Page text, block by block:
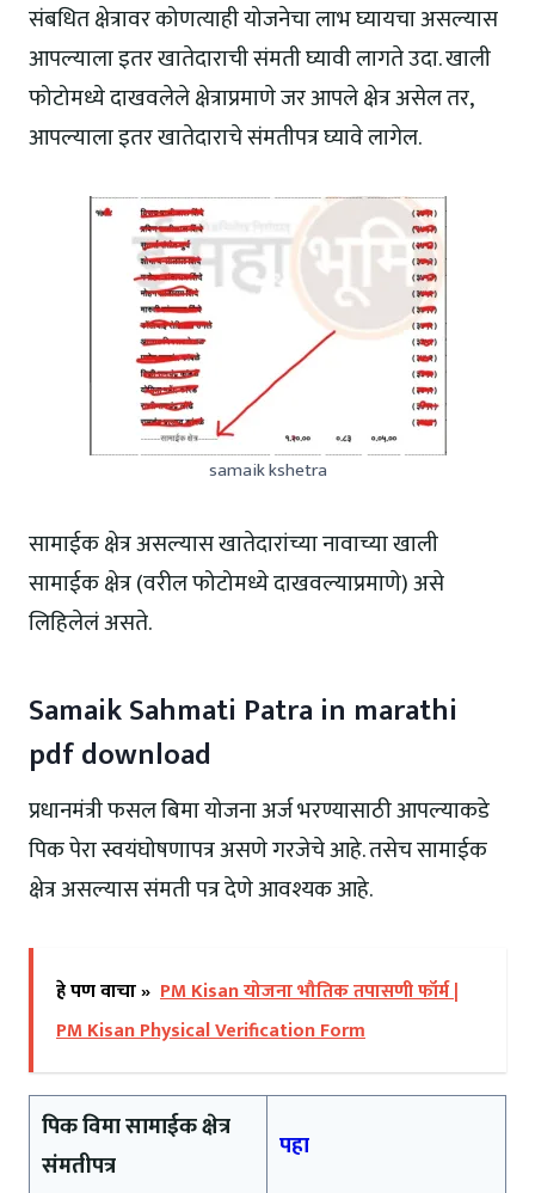
संबधित क्षेत्रावर कोणत्याही योजनेचा लाभ घ्यायचा असल्यास
आपल्याला इतर खातेदाराची संमती घ्यावी लागते उदा. खाली
फोटोमध्ये दाखवलेले क्षेत्राप्रमाणे जर आपले क्षेत्र असेल तर,
आपल्याला इतर खातेदाराचे संमतीपत्र घ्यावे लागेल.
samaik kshetra
सामाईक क्षेत्र असल्यास खातेदारांच्या नावाच्या खाली
सामाईक क्षेत्र (वरील फोटोमध्ये दाखवल्याप्रमाणे) असे
लिहिलेलं असते.
Samaik Sahmati Patra in marathi
pdf download
प्रधानमंत्री फसल बिमा योजना अर्ज भरण्यासाठी आपल्याकडे
पिक पेरा स्वयंघोषणापत्र असणे गरजेचे आहे. तसेच सामाईक
क्षेत्र असल्यास संमती पत्र देणे आवश्यक आहे.
हे पण वाचा » PM Kisan योजना भौतिक तपासणी फॉर्म |
PM Kisan Physical Verification Form
पिक विमा सामाईक क्षेत्र
संमतीपत्र
पहा